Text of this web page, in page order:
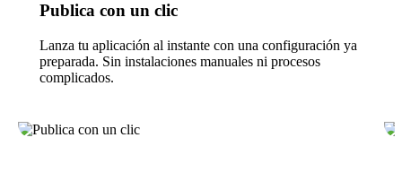
Publica con un clic
Lanza tu aplicación al instante con una configuración ya
preparada. Sin instalaciones manuales ni procesos
complicados.